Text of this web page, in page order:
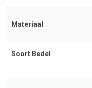
Materiaal
Soort Bedel